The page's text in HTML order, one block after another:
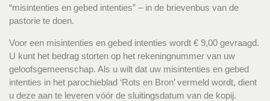
“misintenties en gebed intenties” – in de brievenbus van de
pastorie te doen.
Voor een misintenties en gebed intenties wordt € 9,00 gevraagd.
U kunt het bedrag storten op het rekeningnummer van uw
geloofsgemeenschap. Als u wilt dat uw misintenties en gebed
intenties in het parochieblad ‘Rots en Bron’ vermeld wordt, dient
u deze aan te leveren vóór de sluitingsdatum van de kopij.